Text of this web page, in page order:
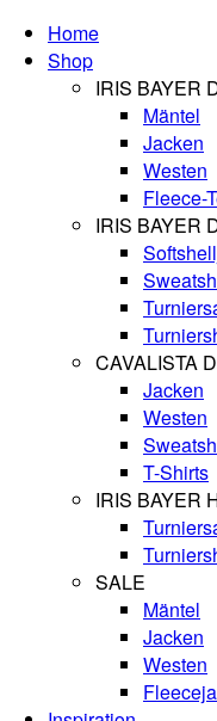
Home
Shop
IRIS BAYER
Mäntel
Jacken
Westen
Fleece-
IRIS BAYER
CAVALISTA
Jacken
Westen
T-Shirts
IRIS BAYER
SALE
Mäntel
Jacken
Westen